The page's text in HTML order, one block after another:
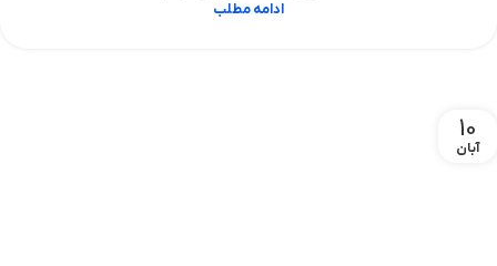
ادامه مطلب
10
آبان